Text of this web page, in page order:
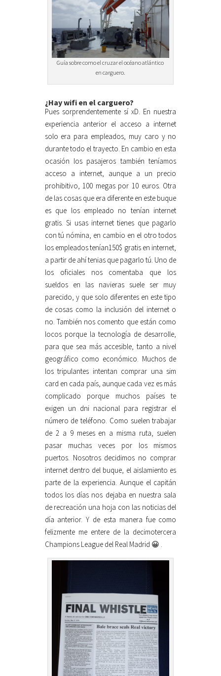
Guía sobre como el cruzar el océano atlántico
en carguero.
¿Hay wifi en el carguero?
Pues sorprendentemente sí xD. En nuestra
experiencia anterior el acceso a internet
solo era para empleados, muy caro y no
durante todo el trayecto. En cambio en esta
ocasión los pasajeros también teníamos
acceso a internet, aunque a un precio
prohibitivo, 100 megas por 10 euros. Otra
de las cosas que era diferente en este buque
es que los empleado no tenían internet
gratis. Si usas internet tienes que pagarlo
con tú nómina, en cambio en el otro todos
los empleados tenían150$ gratis en internet,
a partir de ahí tenias que pagarlo tú. Uno de
los oficiales nos comentaba que los
sueldos en las navieras suele ser muy
parecido, y que solo diferentes en este tipo
de cosas como la inclusión del internet o
no. También nos comento que están como
locos porque la tecnología de desarrolle,
para que sea más accesible, tanto a nivel
geográfico como económico. Muchos de
los tripulantes intentan comprar una sim
card en cada país, aunque cada vez es más
complicado porque muchos países te
exigen un dni nacional para registrar el
número de teléfono. Como suelen trabajar
de 2 a 9 meses en a misma ruta, suelen
pasar muchas veces por los mismos
puertos. Nosotros decidimos no comprar
internet dentro del buque, el aislamiento es
parte de la experiencia. Aunque el capitán
todos los días nos dejaba en nuestra sala
de recreación una hoja con las noticias del
día anterior. Y de esta manera fue como
felizmente me entere de la decimotercera
Champions League del Real Madrid 😀 .